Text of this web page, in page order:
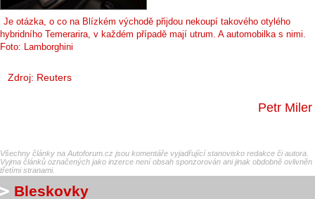
Je otázka, o co na Blízkém východě přijdou nekoupí takového otylého
hybridního Temerarira, v každém případě mají utrum. A automobilka s nimi.
Foto: Lamborghini
Zdroj: Reuters
Petr Miler
Všechny články na Autoforum.cz jsou komentáře vyjadřující stanovisko redakce či autora.
Vyjma článků označených jako inzerce není obsah sponzorován ani jinak obdobně ovlivněn
třetími stranami.
Bleskovky